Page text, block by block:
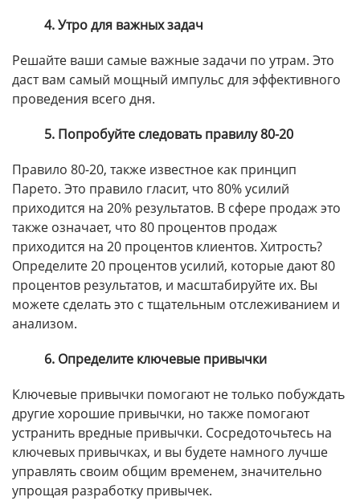
4. Утро для важных задач
Решайте ваши самые важные задачи по утрам. Это
даст вам самый мощный импульс для эффективного
проведения всего дня.
5. Попробуйте следовать правилу 80-20
Правило 80-20, также известное как принцип
Парето. Это правило гласит, что 80% усилий
приходится на 20% результатов. В сфере продаж это
также означает, что 80 процентов продаж
приходится на 20 процентов клиентов. Хитрость?
Определите 20 процентов усилий, которые дают 80
процентов результатов, и масштабируйте их. Вы
можете сделать это с тщательным отслеживанием и
анализом.
6. Определите ключевые привычки
Ключевые привычки помогают не только побуждать
другие хорошие привычки, но также помогают
устранить вредные привычки. Сосредоточьтесь на
ключевых привычках, и вы будете намного лучше
управлять своим общим временем, значительно
упрощая разработку привычек.